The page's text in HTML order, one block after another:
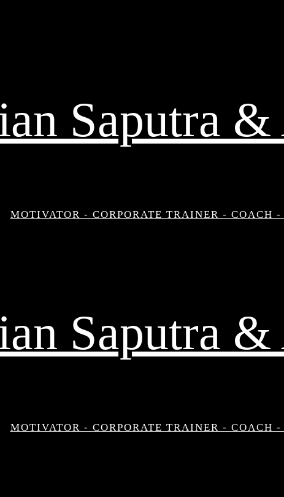
Saputra &
MOTIVATOR - CORPORATE TRAINER - COACH
Saputra &
MOTIVATOR - CORPORATE TRAINER - COACH